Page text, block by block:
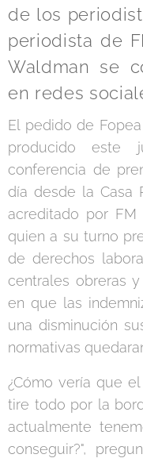
de los
periodista de
Waldman se
en redes
El pedido de
producido este
conferencia de
día desde la Casa
acreditado por FM
quien a su turno
de derechos
centrales obreras
en que las
una disminución
normativas
¿Cómo vería que
tire todo por la
actualmente
conseguir?",